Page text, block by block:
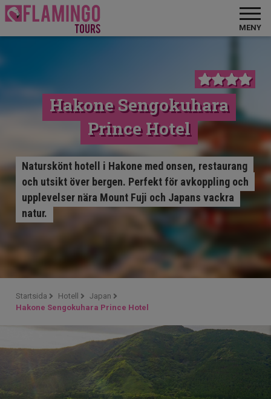
MENY
Hakone Sengokuhara
Prince Hotel
Naturskönt hotell i Hakone med onsen, restaurang
och utsikt över bergen. Perfekt för avkoppling och
upplevelser nära Mount Fuji och Japans vackra
natur.
Startsida Hotell
Japan
Hakone Sengokuhara Prince Hotel